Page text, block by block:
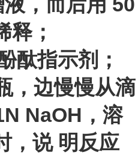
释；
酞指示剂；
，边慢慢从滴
NaOH，溶
，说 明反应